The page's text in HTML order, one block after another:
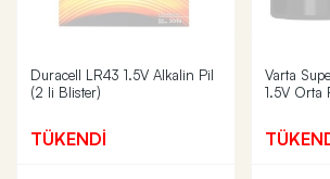
Duracell LR43 1.5V Alkalin Pil
(2 li Blister)
TÜKENDİ
Varta
1.5V Orta